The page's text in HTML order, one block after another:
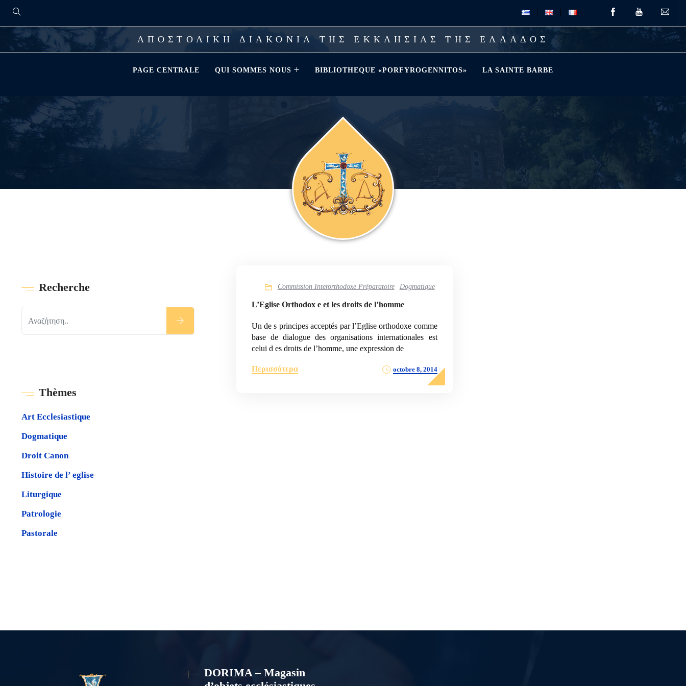
ΑΠΟΣΤΟΛΙΚΗ ΔΙΑΚΟΝΙΑ ΤΗΣ ΕΚΚΛΗΣΙΑΣ ΤΗΣ ΕΛΛΑΔΟΣ
PAGE CENTRALE QUI SOMMES NOUS BIBLIOTHEQUE «PORFYROGENNITOS» LA SAINTE BARBE
Commission Interorthodoxe Préparatoire Dogmatique
L’Eglise Orthodox e et les droits de l’homme
Un de s principes acceptés par l’Eglise orthodoxe comme
base de dialogue des organisations internationales est
celui d es droits de l’homme, une expression de
Περισσότερα octobre 8, 2014
Recherche
Τhèmes
Art Ecclesiastique
Dogmatique
Droit Canon
Histoire de l’ eglise
Liturgique
Patrologie
Pastorale
DORIMA – Magasin